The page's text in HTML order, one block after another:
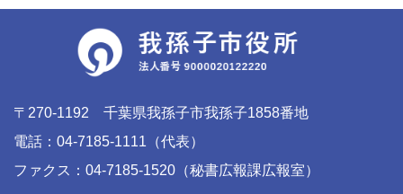
〒270-1192 千葉県我孫子市我孫子1858番地
電話：04-7185-1111（代表）
ファクス：04-7185-1520（秘書広報課広報室）